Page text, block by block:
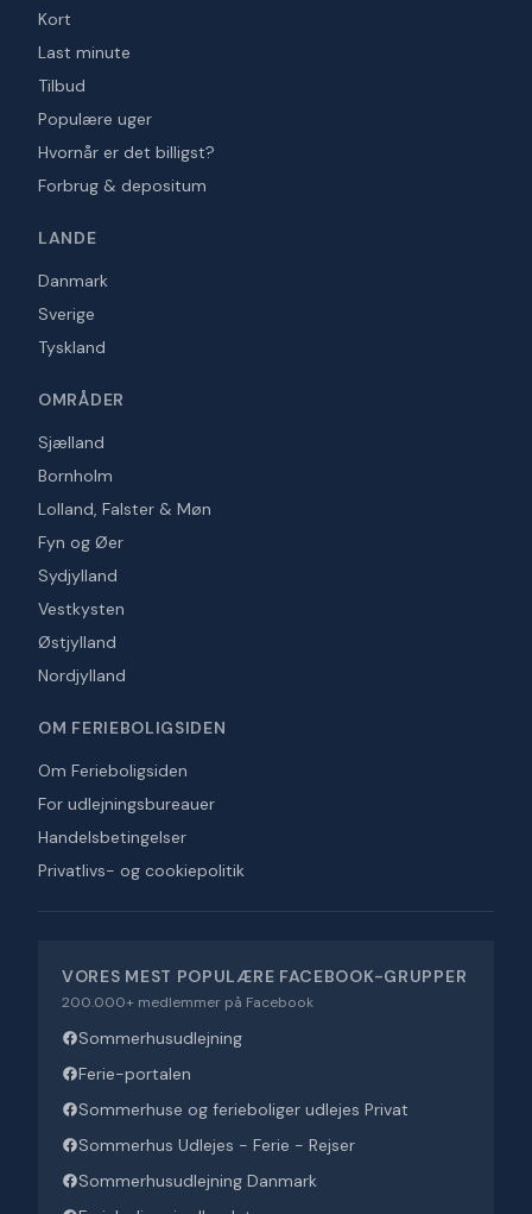
Kort
Last minute
Tilbud
Populære uger
Hvornår er det billigst?
Forbrug & depositum
LANDE
Danmark
Sverige
Tyskland
OMRÅDER
Sjælland
Bornholm
Lolland, Falster & Møn
Fyn og Øer
Sydjylland
Vestkysten
Østjylland
Nordjylland
OM FERIEBOLIGSIDEN
Om Ferieboligsiden
For udlejningsbureauer
Handelsbetingelser
Privatlivs- og cookiepolitik
VORES MEST POPULÆRE FACEBOOK-GRUPPER
200.000+ medlemmer på Facebook
Sommerhusudlejning
Ferie-portalen
Sommerhuse og ferieboliger udlejes Privat
Sommerhus Udlejes - Ferie - Rejser
Sommerhusudlejning Danmark